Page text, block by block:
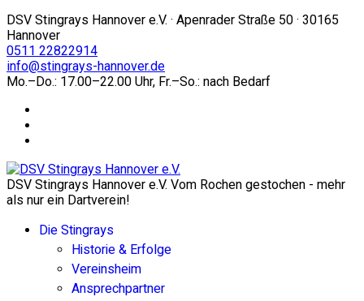
DSV Stingrays Hannover e.V. · Apenrader Straße 50 · 30165
Hannover
0511 22822914
info@stingrays-hannover.de
Mo.–Do.: 17.00–22.00 Uhr, Fr.–So.: nach Bedarf
DSV Stingrays Hannover e.V. Vom Rochen gestochen - mehr
als nur ein Dartverein!
Die Stingrays
Historie & Erfolge
Vereinsheim
Ansprechpartner